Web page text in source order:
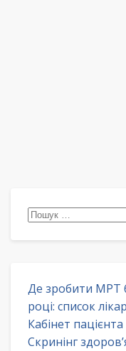
Пошук:
Де зробити МРТ
році: список
Кабінет
Скринінг